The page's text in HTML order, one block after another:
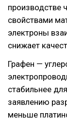
производстве
свойствами
электроны
снижает
Графен —
стабильнее
заявлению
меньше